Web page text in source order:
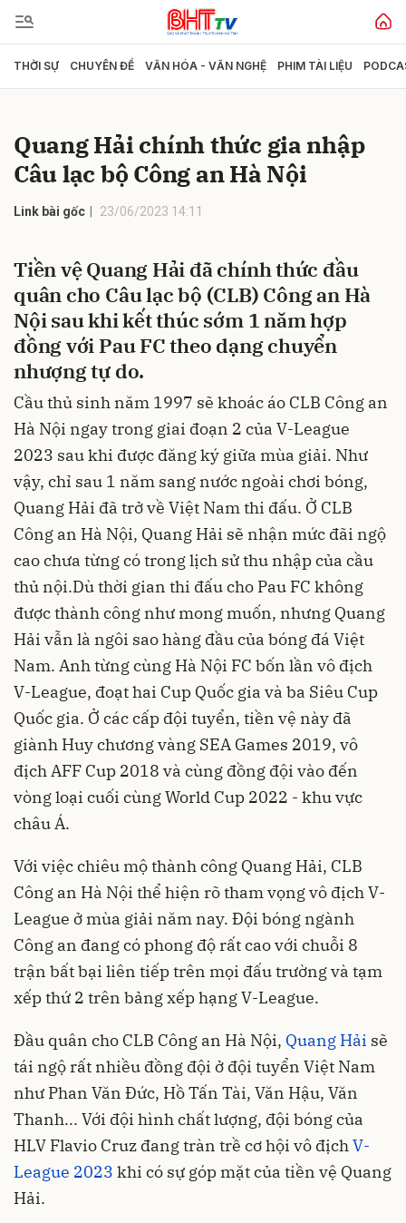
THỜI SỰ CHUYÊN ĐỀ VĂN HÓA - VĂN NGHỆ PHIM TÀI LIỆU
Quang Hải chính thức gia nhập
Câu lạc bộ Công an Hà Nội
Link bài gốc 23/06/2023 14:11
Tiền vệ Quang Hải đã chính thức đầu
quân cho Câu lạc bộ (CLB) Công an Hà
Nội sau khi kết thúc sớm 1 năm hợp
đồng với Pau FC theo dạng chuyển
nhượng tự do.
Cầu thủ sinh năm 1997 sẽ khoác áo CLB Công an
Hà Nội ngay trong giai đoạn 2 của V-League
2023 sau khi được đăng ký giữa mùa giải. Như
vậy, chỉ sau 1 năm sang nước ngoài chơi bóng,
Quang Hải đã trở về Việt Nam thi đấu. Ở CLB
Công an Hà Nội, Quang Hải sẽ nhận mức đãi ngộ
cao chưa từng có trong lịch sử thu nhập của cầu
thủ nội.Dù thời gian thi đấu cho Pau FC không
được thành công như mong muốn, nhưng Quang
Hải vẫn là ngôi sao hàng đầu của bóng đá Việt
Nam. Anh từng cùng Hà Nội FC bốn lần vô địch
V-League, đoạt hai Cup Quốc gia và ba Siêu Cup
Quốc gia. Ở các cấp đội tuyển, tiền vệ này đã
giành Huy chương vàng SEA Games 2019, vô
địch AFF Cup 2018 và cùng đồng đội vào đến
vòng loại cuối cùng World Cup 2022 - khu vực
châu Á.
Với việc chiêu mộ thành công Quang Hải, CLB
Công an Hà Nội thể hiện rõ tham vọng vô địch V-
League ở mùa giải năm nay. Đội bóng ngành
Công an đang có phong độ rất cao với chuỗi 8
trận bất bại liên tiếp trên mọi đấu trường và tạm
xếp thứ 2 trên bảng xếp hạng V-League.
Đầu quân cho CLB Công an Hà Nội, Quang Hải sẽ
tái ngộ rất nhiều đồng đội ở đội tuyển Việt Nam
như Phan Văn Đức, Hồ Tấn Tài, Văn Hậu, Văn
Thanh... Với đội hình chất lượng, đội bóng của
HLV Flavio Cruz đang tràn trề cơ hội vô địch V-
League 2023 khi có sự góp mặt của tiền vệ Quang
Hải.
Gửi bình luận
Hủy Gửi